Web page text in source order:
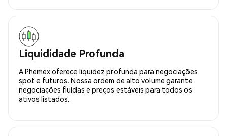
Liquididade Profunda
A Phemex oferece liquidez profunda para negociações
spot e futuros. Nossa ordem de alto volume garante
negociações fluídas e preços estáveis para todos os
ativos listados.